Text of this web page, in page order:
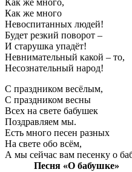
Как же много,
Как же много
Невоспитанных людей!
Будет резкий поворот –
И старушка упадёт!
Невнимательный какой – то,
Несознательный народ!
С праздником весёлым,
С праздником весны
Всех на свете бабушек
Поздравляем мы.
Есть много песен разных
На свете обо всём,
А мы сейчас вам песенку о
Песня «О бабушке»